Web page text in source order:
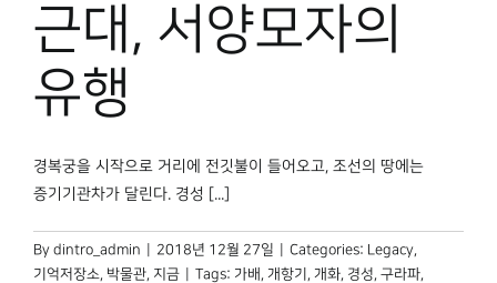
근대, 서양모자의
유행
경복궁을 시작으로 거리에 전깃불이 들어오고, 조선의 땅에는
증기기관차가 달린다. 경성 [...]
By dintro_admin 2018년 12월 27일 Categories: Legacy,
기억저장소, 박물관, 지금 Tags: 가배 , 개항기 , 개화, 경성, 구라파,